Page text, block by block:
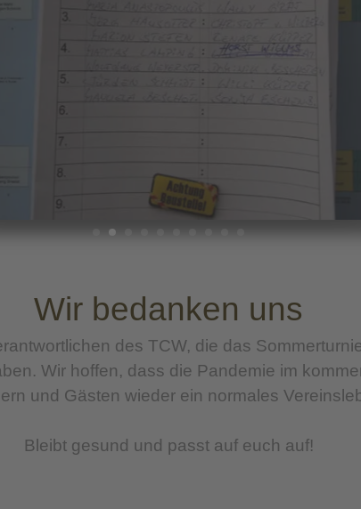
Wir bedanken uns
des TCW, die das
Wir hoffen, dass die Pandemie im
und Gästen wieder ein normales
Bleibt gesund und passt auf euch auf!